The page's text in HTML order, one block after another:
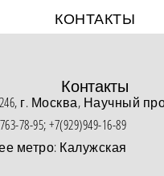
КОНТАКТЫ
Контакты
г. Москва, Научный
78-95; +7(929)949-16-89
метро: Калужская